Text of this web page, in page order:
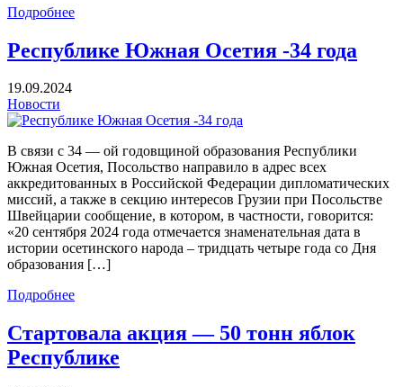
Подробнее
Республике Южная Осетия -34 года
19.09.2024
Новости
В связи с 34 — ой годовщиной образования Республики
Южная Осетия, Посольство направило в адрес всех
аккредитованных в Российской Федерации дипломатических
миссий, а также в секцию интересов Грузии при Посольстве
Швейцарии сообщение, в котором, в частности, говорится:
«20 сентября 2024 года отмечается знаменательная дата в
истории осетинского народа – тридцать четыре года со Дня
образования […]
Подробнее
Стартовала акция — 50 тонн яблок
Республике